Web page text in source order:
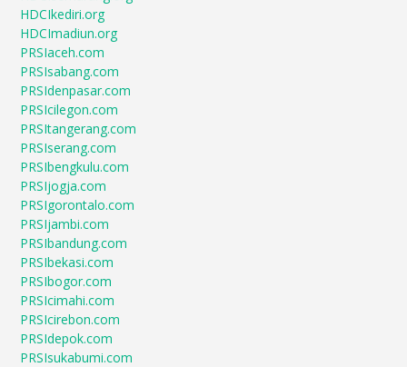
HDCIkediri.org
HDCImadiun.org
PRSIaceh.com
PRSIsabang.com
PRSIdenpasar.com
PRSIcilegon.com
PRSItangerang.com
PRSIserang.com
PRSIbengkulu.com
PRSIjogja.com
PRSIgorontalo.com
PRSIjambi.com
PRSIbandung.com
PRSIbekasi.com
PRSIbogor.com
PRSIcimahi.com
PRSIcirebon.com
PRSIdepok.com
PRSIsukabumi.com